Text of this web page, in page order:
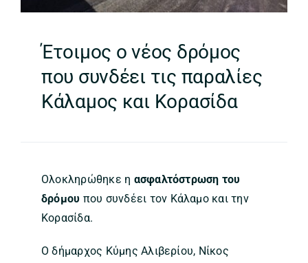
Έτοιμος ο νέος δρόμος
που συνδέει τις παραλίες
Κάλαμος και Κορασίδα
Ολοκληρώθηκε η ασφαλτόστρωση του
δρόμου που συνδέει τον Κάλαμο και την
Κορασίδα.
Ο δήμαρχος Κύμης Αλιβερίου, Νίκος